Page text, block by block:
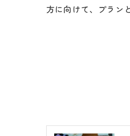
方に向けて、プラン